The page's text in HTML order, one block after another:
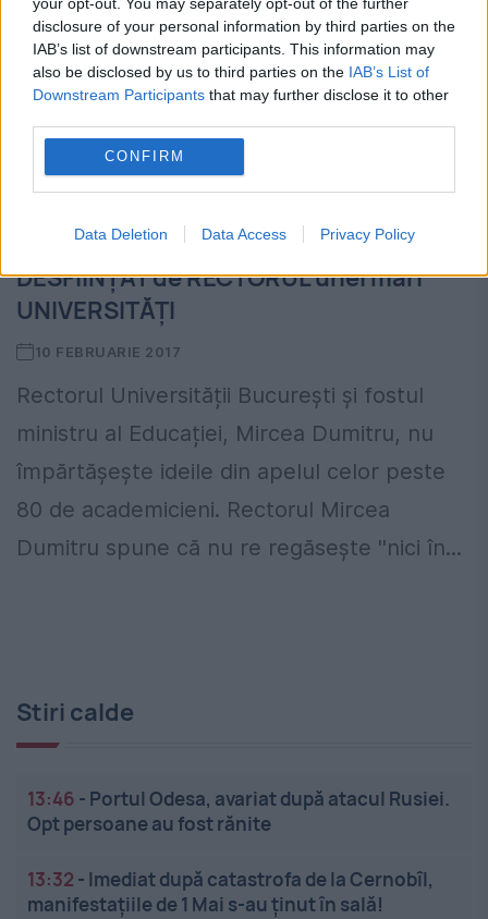
disclosure of your personal information by third parties on the
IAB’s list of downstream participants. This information may
also be disclosed by us to third parties on the IAB’s List of
Downstream Participants that may further disclose it to other
CONFIRM
Data Deletion Data Access Privacy Policy
APELUL celor peste 80 de academicieni
DESFIINȚAT de RECTORUL unei mari
UNIVERSITĂȚI
10 FEBRUARIE 2017
Rectorul Universității București și fostul
ministru al Educației, Mircea Dumitru, nu
împărtășește ideile din apelul celor peste
80 de academicieni. Rectorul Mircea
Dumitru spune că nu re regăsește ''nici în...
Stiri calde
13:46 - Portul Odesa, avariat după atacul Rusiei.
Opt persoane au fost rănite
13:32 - Imediat după catastrofa de la Cernobîl,
manifestațiile de 1 Mai s-au ținut în sală!